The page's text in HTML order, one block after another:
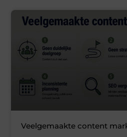
Veelgemaakte content